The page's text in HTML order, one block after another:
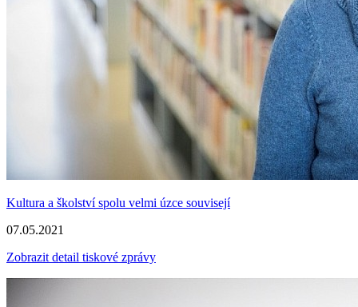
Kultura a školství spolu velmi úzce souvisejí
07.05.2021
Zobrazit detail tiskové zprávy